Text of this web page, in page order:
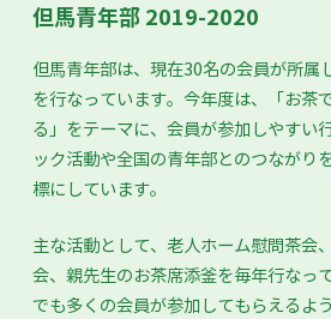
但馬青年部 2019-2020
但馬青年部は、現在30名の会員が所属
を行なっています。今年度は、「お茶
る」をテーマに、会員が参加しやすい
ック活動や全国の青年部とのつながり
標にしています。
主な活動として、老人ホーム慰問茶会
会、親先生のお茶席添釜を毎年行なっ
でも多くの会員が参加してもらえるよ